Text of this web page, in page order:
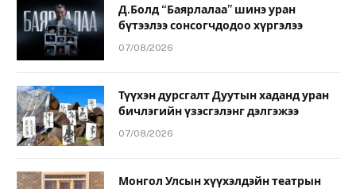
Д.Болд “Баярлалаа” шинэ уран
бүтээлээ сонсогчдодоо хүргэлээ
07/08/2026
Түүхэн дурсгалт Дуутын хаданд уран
бичлэгийн үзэсгэлэнг дэлгэжээ
07/08/2026
Монгол Улсын хүүхэлдэйн театрын